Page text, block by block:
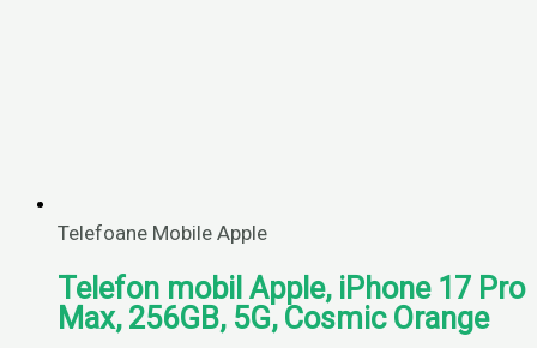
Telefoane Mobile Apple
Telefon mobil Apple, iPhone 17 Pro
Max, 256GB, 5G, Cosmic Orange